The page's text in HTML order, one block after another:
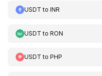
USDT to INR
USDT to RON
USDT to PHP